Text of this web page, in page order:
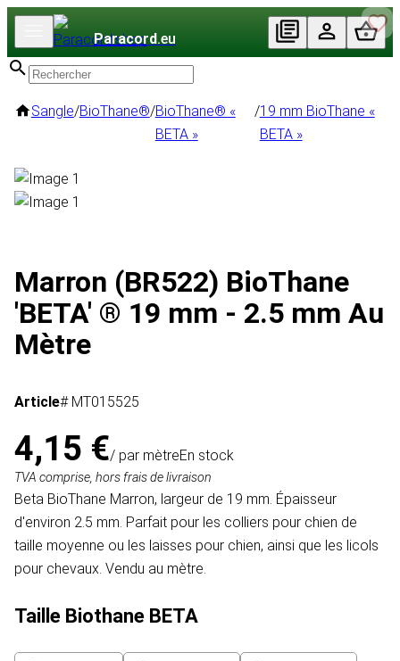
Paracord.eu
Sangle/BioThane®/BioThane® «
BETA »
/19 mm BioThane «
BETA »
Marron (BR522) BioThane
'BETA' ® 19 mm - 2.5 mm Au
Mètre
Article# MT015525
4,15 €/ par mètreEn stock
TVA comprise, hors frais de livraison
Beta BioThane Marron, largeur de 19 mm. Épaisseur
d'environ 2.5 mm. Parfait pour les colliers pour chien de
taille moyenne ou les laisses pour chien, ainsi que les licols
pour chevaux. Vendu au mètre.
Taille Biothane BETA